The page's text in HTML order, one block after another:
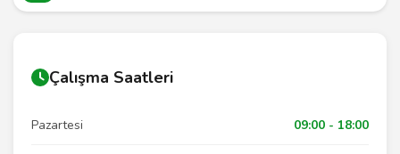
Çalışma Saatleri
Pazartesi 09:00 - 18:00